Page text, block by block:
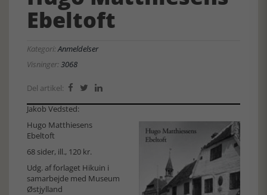
Ebeltoft
Kategori:Anmeldelser
Visninger:3068
Del artikel:   
Jakob Vedsted:
Hugo Matthiesens
Ebeltoft
68 sider, ill., 120 kr.
Udg. af forlaget Hikuin i
samarbejde med Museum
Østjylland